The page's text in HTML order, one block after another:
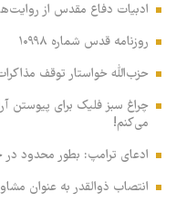
ادبیات دفاع مقدس از
روزنامه قدس شماره ۱۰۹۹۸
حزب‌الله خواستار توقف
چراغ سبز فلیک برای پیوستن
می‌کنم!
ادعای ترامپ: بطور محدود در
انتصاب ذوالقدر به عنوان